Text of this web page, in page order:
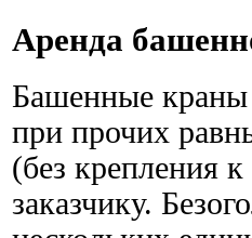
Аренда
Башенные краны
при прочих
(без крепления
заказчику.